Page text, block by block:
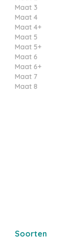
Maat 3
Maat 4
Maat 4+
Maat 5
Maat 5+
Maat 6
Maat 6+
Maat 7
Maat 8
Soorten